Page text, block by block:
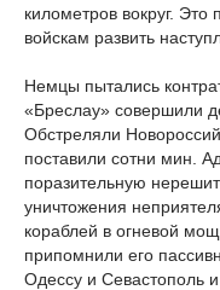
километров вокруг.
войскам развить
Немцы пытались
«Бреслау» совершили
Обстреляли
поставили сотни мин.
поразительную
уничтожения
кораблей в огневой
припомнили его
Одессу и Севастополь